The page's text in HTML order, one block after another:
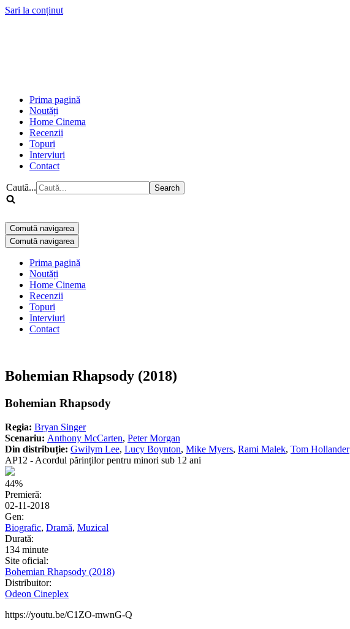
Sari la conținut
Prima pagină
Noutăți
Home Cinema
Recenzii
Topuri
Interviuri
Contact
Caută...
Comută navigarea
Comută navigarea
Prima pagină
Noutăți
Home Cinema
Recenzii
Topuri
Interviuri
Contact
Bohemian Rhapsody (2018)
Bohemian Rhapsody
Regia: Bryan Singer
Scenariu: Anthony McCarten, Peter Morgan
Din distribuție: Gwilym Lee, Lucy Boynton, Mike Myers, Rami Malek, Tom Hollander
AP12 - Acordul părinților pentru minori sub 12 ani
44%
Premieră:
02-11-2018
Gen:
Biografic, Dramă, Muzical
Durată:
134 minute
Site oficial:
Bohemian Rhapsody (2018)
Distribuitor:
Odeon Cineplex
https://youtu.be/C1ZO-mwnG-Q